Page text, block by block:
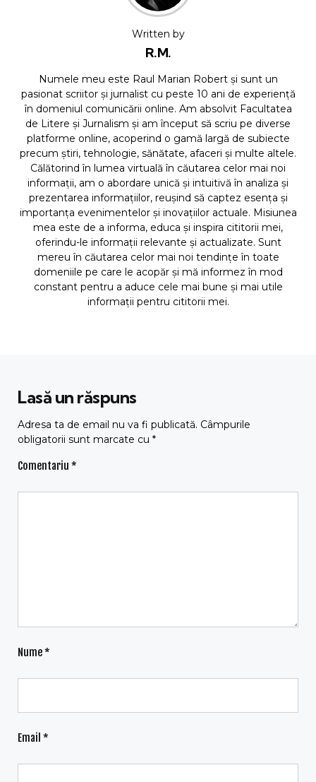
Written by
R.M.
Numele meu este Raul Marian Robert și sunt un
pasionat scriitor și jurnalist cu peste 10 ani de experiență
în domeniul comunicării online. Am absolvit Facultatea
de Litere și Jurnalism și am început să scriu pe diverse
platforme online, acoperind o gamă largă de subiecte
precum știri, tehnologie, sănătate, afaceri și multe altele.
Călătorind în lumea virtuală în căutarea celor mai noi
informații, am o abordare unică și intuitivă în analiza și
prezentarea informațiilor, reușind să captez esența și
importanța evenimentelor și inovațiilor actuale. Misiunea
mea este de a informa, educa și inspira cititorii mei,
oferindu-le informații relevante și actualizate. Sunt
mereu în căutarea celor mai noi tendințe în toate
domeniile pe care le acopăr și mă informez în mod
constant pentru a aduce cele mai bune și mai utile
informații pentru cititorii mei.
Lasă un răspuns
Adresa ta de email nu va fi publicată. Câmpurile
obligatorii sunt marcate cu *
Comentariu *
Nume*
Email *